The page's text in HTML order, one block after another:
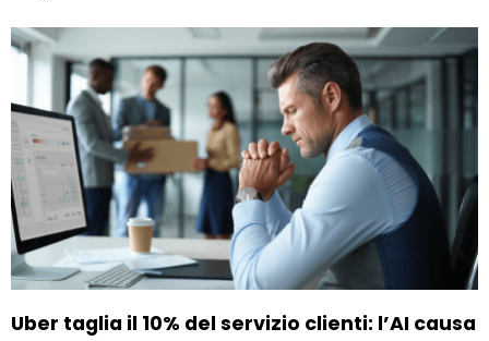
Uber taglia il 10% del servizio clienti: l’AI causa